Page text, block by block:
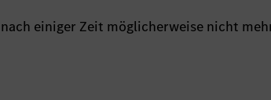
einiger Zeit möglicherweise nicht